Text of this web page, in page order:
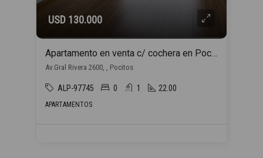
USD 130.000
Apartamento en venta c/ cochera en Pocitos
Av.Gral Rivera 2600, , Pocitos
ALP-97745 0 1 22.00
APARTAMENTOS